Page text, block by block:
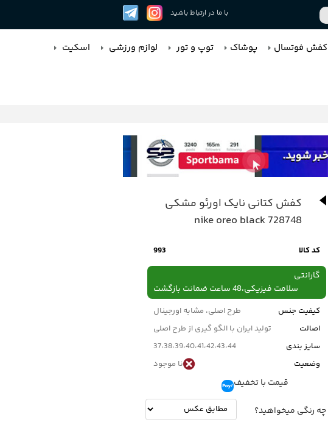
با ما در ارتباط باشید
کفش فوتسال پوشاک توپ و تور لوازم ورزشی اسکیت
کفش کتانی نایک اورئو مشکی
nike oreo black 728748
کد کالا 993
گارانتی
سلامت فیزیکی،48 ساعت ضمانت بازگشت
کیفیت جنس
طرح اصلی، مشابه اورجینال
اصالت
تولید ایران با الگو گیری از طرح اصلی
سایز بندی
37،38،39،40،41،42،43،44
وضعیت
نا موجود
قیمت با تخفیف
چه رنگی میخواهید؟